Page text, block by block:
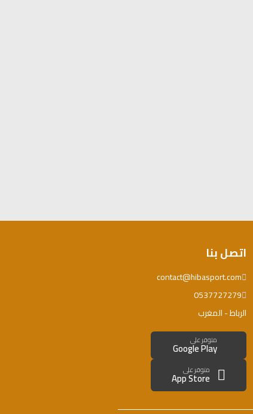
اتصل بنا
contact@hibasport.com
0537727279
الرباط - المغرب
متوفر على
Google Play
متوفر على
App Store